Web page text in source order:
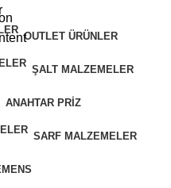
OUTLET ÜRÜNLER
ŞALT MALZEMELER
ANAHTAR PRIZ
SARF MALZEMELER